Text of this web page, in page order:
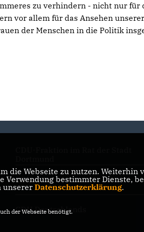
zu verhindern - nicht nur für
vor allem für das Ansehen
der Menschen in die Politik
CDU NRW
CDU Deutschlands
die Webseite zu nutzen.
Verwendung bestimmter Dienste,
unserer Datenschutzerklärung.
der Webseite benötigt.